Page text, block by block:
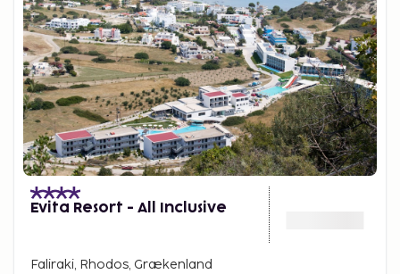
Evita Resort - All Inclusive
Faliraki, Rhodos, Grækenland